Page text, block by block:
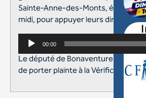
Sainte-Anne-des-Monts, était
midi, pour appuyer leurs dires :
Lecteur
audio
00:00
Le député de Bonaventure a
de porter plainte à la Vérificatrice